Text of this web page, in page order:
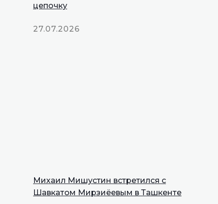
цепочку
27.07.2026
Михаил Мишустин встретился с
Шавкатом Мирзиёевым в Ташкенте